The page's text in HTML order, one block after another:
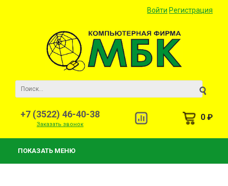
Войти Регистрация
+7 (3522) 46-40-38
Заказать звонок
0 ₽
ПОКАЗАТЬ МЕНЮ